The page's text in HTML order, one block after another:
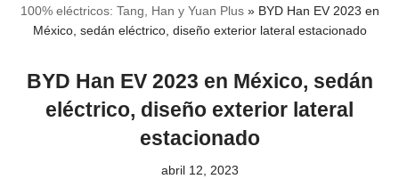
100% eléctricos: Tang, Han y Yuan Plus» BYD Han EV 2023 en
México, sedán eléctrico, diseño exterior lateral estacionado
BYD Han EV 2023 en México, sedán
eléctrico, diseño exterior lateral
estacionado
abril 12, 2023